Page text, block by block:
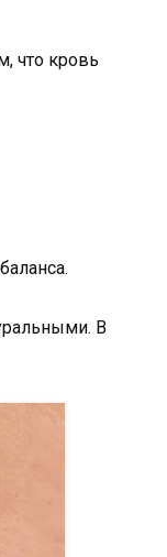
что кровь
В